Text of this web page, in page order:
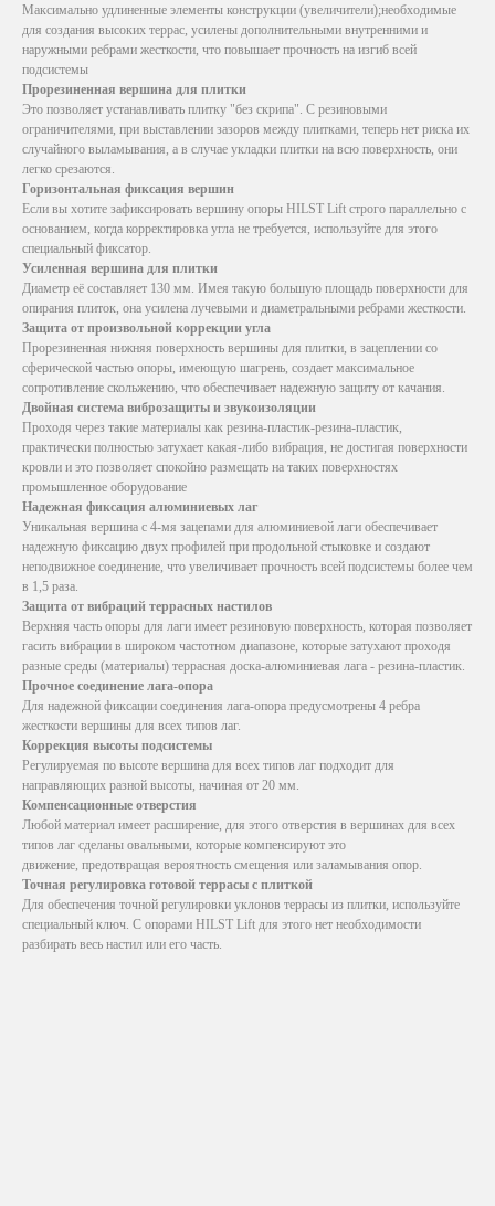
Максимально удлиненные элементы конструкции (увеличители);необходимые
для создания высоких террас, усилены дополнительными внутренними и
наружными ребрами жесткости, что повышает прочность на изгиб всей
подсистемы
Прорезиненная вершина для плитки
Это позволяет устанавливать плитку "без скрипа". С резиновыми
ограничителями, при выставлении зазоров между плитками, теперь нет риска их
случайного выламывания, а в случае укладки плитки на всю поверхность, они
легко срезаются.
Горизонтальная фиксация вершин
Если вы хотите зафиксировать вершину опоры HILST Lift строго параллельно с
основанием, когда корректировка угла не требуется, используйте для этого
специальный фиксатор.
Усиленная вершина для плитки
Диаметр её составляет 130 мм. Имея такую большую площадь поверхности для
опирания плиток, она усилена лучевыми и диаметральными ребрами жесткости.
Защита от произвольной коррекции угла
Прорезиненная нижняя поверхность вершины для плитки, в зацеплении со
сферической частью опоры, имеющую шагрень, создает максимальное
сопротивление скольжению, что обеспечивает надежную защиту от качания.
Двойная система виброзащиты и звукоизоляции
Проходя через такие материалы как резина-пластик-резина-пластик,
практически полностью затухает какая-либо вибрация, не достигая поверхности
кровли и это позволяет спокойно размещать на таких поверхностях
промышленное оборудование
Надежная фиксация алюминиевых лаг
Уникальная вершина с 4-мя зацепами для алюминиевой лаги обеспечивает
надежную фиксацию двух профилей при продольной стыковке и создают
неподвижное соединение, что увеличивает прочность всей подсистемы более чем
в 1,5 раза.
Защита от вибраций террасных настилов
Верхняя часть опоры для лаги имеет резиновую поверхность, которая позволяет
гасить вибрации в широком частотном диапазоне, которые затухают проходя
разные среды (материалы) террасная доска-алюминиевая лага - резина-пластик.
Прочное соединение лага-опора
Для надежной фиксации соединения лага-опора предусмотрены 4 ребра
жесткости вершины для всех типов лаг.
Коррекция высоты подсистемы
Регулируемая по высоте вершина для всех типов лаг подходит для
направляющих разной высоты, начиная от 20 мм.
Компенсационные отверстия
Любой материал имеет расширение, для этого отверстия в вершинах для всех
типов лаг сделаны овальными, которые компенсируют это
движение, предотвращая вероятность смещения или заламывания опор.
Точная регулировка готовой террасы с плиткой
Для обеспечения точной регулировки уклонов террасы из плитки, используйте
специальный ключ. С опорами HILST Lift для этого нет необходимости
разбирать весь настил или его часть.